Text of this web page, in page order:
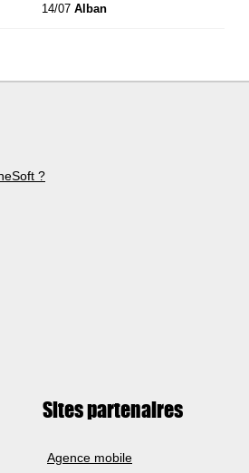
14/07Alban
?
Sites partenaires
Agence mobile